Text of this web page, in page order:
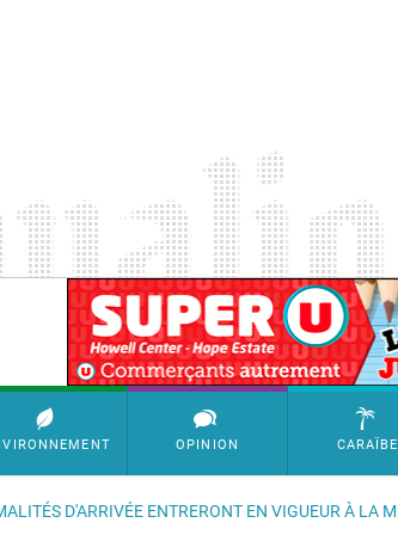
SimpleAds Block Bannière
OPINION CARAÏBE
D'ARRIVÉE ENTRERONT EN VIGUEUR À LA